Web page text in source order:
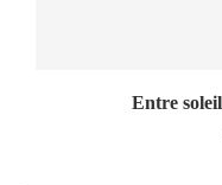
Entre